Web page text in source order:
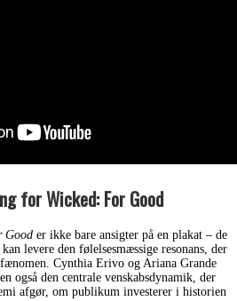
for Wicked: For Good
Good er ikke bare ansigter på en plakat – de
levere den følelsesmæssige resonans, der
Cynthia Erivo og Ariana Grande
også den centrale venskabsdynamik, der
afgør, om publikum investerer i historien